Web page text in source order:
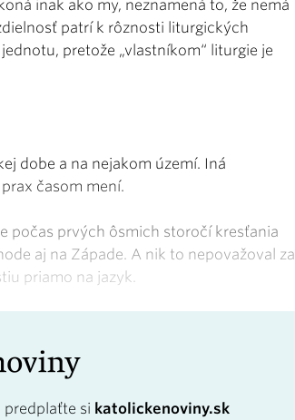
inak ako my, neznamená to, že nemá
patrí k rôznosti liturgických
pretože „vlastníkom“ liturgie je
dobe a na nejakom území. Iná
časom mení.
počas prvých ôsmich storočí kresťania
aj na Západe. A nik to nepovažoval za
priamo na jazyk.
predplaťte si katolickenoviny.sk